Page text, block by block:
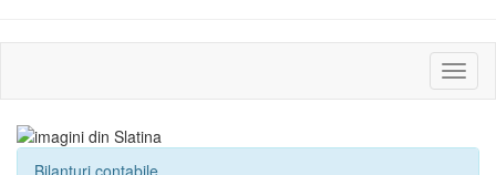
sau
Bilanțuri contabile